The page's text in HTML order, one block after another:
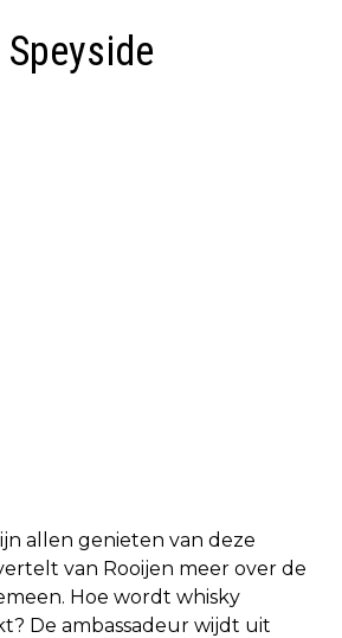
Speyside
allen genieten van deze
van Rooijen meer over de
Hoe wordt whisky
De ambassadeur wijdt uit